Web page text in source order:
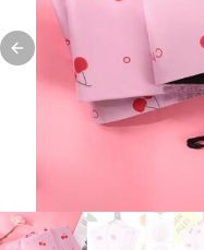
Previous slide